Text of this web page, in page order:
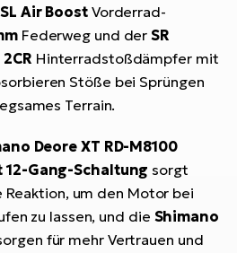
SL Air BoostVorderrad-
Federweg und derSR
Hinterradstoßdämpfer mit
Stöße bei Sprüngen
Terrain.
Deore XT RD-M8100
12-Gang-Schaltung sorgt
um den Motor bei
zu lassen, und die Shimano
für mehr Vertrauen und